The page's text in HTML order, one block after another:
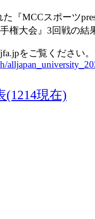
『MCCスポーツ
権大会』3回戦の結
をご覧ください。
(1214現在)